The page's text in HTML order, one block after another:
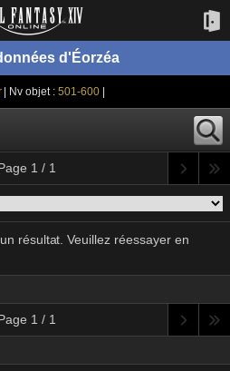
d'Éorzéa
| Nv objet :501-600
1 / 1
résultat. Veuillez réessayer en
1 / 1